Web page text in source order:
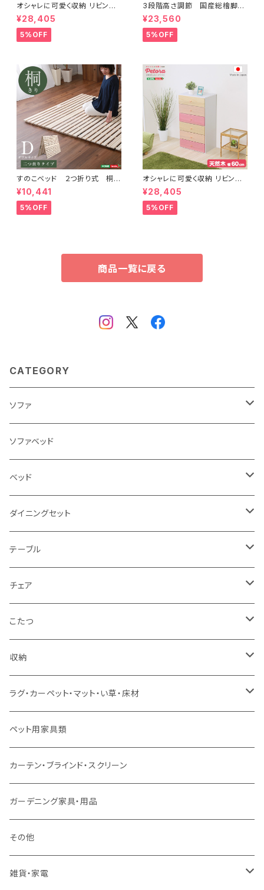
オシャレに可愛く収納 リビング
用ローチェスト 4段 幅90cm
天然木（桐）日本製｜petora-
ペトラ- SH-08-PTR90
¥28,405
5%OFF
3段階高さ調節 国産総檜脚付
きすのこベッド 【Pierna-ピエル
ナ-】(ポケットコイルロールマッ
トレス付き) シングル LHK-H
RM-S
¥23,560
5%OFF
すのこベッド ２つ折り式 桐仕
様(ダブル)【Coh-ソーン-】 KI
R-2-D
¥10,441
5%OFF
オシャレに可愛く収納 リビング
用ハイチェスト 6段 幅60cm 天
然木（桐）日本製｜petora-ペト
ラ- SH-08-PTR60
¥28,405
5%OFF
商品一覧に戻る
CATEGORY
ソファ
3人掛け
2.5人掛け
2人掛け
1人掛け
カウチソファ
コーナーソファ
ソファセット
スツール・オットマン
ソファ付属品
クッション・座椅子
ソファベッド
ベッド
シングルサイズ以下（フレームのみ）
セミダブルサイズ（フレームのみ）
ダブルサイズ（フレームのみ）
ワイドダブルサイズ以上（フレームのみ）
シングルサイズ以下（マットレス付）
セミダブルサイズ（マットレス付）
ダブルサイズ（マットレス付）
ダブルサイズ以上（マットレス付）
ロフトベッド
二段ベッド
マットレス
ダイニングセット
ダイニング3点セット以下
ダイニング4点セット
ダイニング5点・6点セット
ダイニング7点セット以上
テーブル
センターテーブル
ダイニングテーブル
カウンターテーブル
リフティングテーブル
サイドテーブル・コーヒーテーブル
デスク
チェア
ダイニングチェア
カウンターチェア
キッズチェア
オフィスチェア・ゲーミングチェア
ダイニングベンチ・スツール
こたつ
こたつテーブル
こたつ布団
コタツ・布団セット
収納
本棚・シェルフ
食器棚・収納庫
レンジ台・カウンター
ラック
TVボード
キャビネット・飾り棚
ラグ・カーペット・マット・い草・床材
マット・フロアタイル
ラグ
カーペット
ペット用家具類
カーテン・ブラインド・スクリーン
ガーデニング家具・用品
その他
雑貨・家電